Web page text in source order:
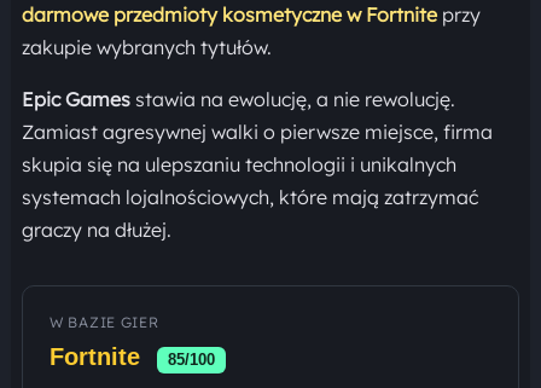
darmowe przedmioty kosmetyczne w Fortniteprzy
zakupie wybranych tytułów.
Epic Gamesstawia na ewolucję, a nie rewolucję.
Zamiast agresywnej walki o pierwsze miejsce, firma
skupia się na ulepszaniu technologii i unikalnych
systemach lojalnościowych, które mają zatrzymać
graczy na dłużej.
W BAZIE GIER
Fortnite 85/100